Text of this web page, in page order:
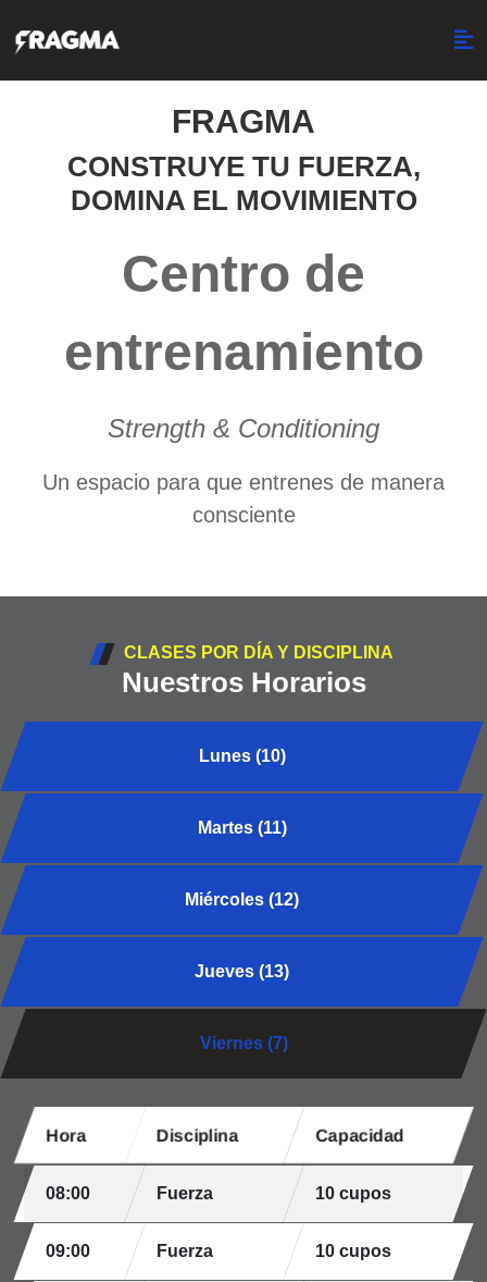
FRAGMA
CONSTRUYE TU FUERZA,
DOMINA EL MOVIMIENTO
Centro de
entrenamiento
Strength & Conditioning
Un espacio para que entrenes de manera
consciente
CLASES POR DÍA Y DISCIPLINA
Nuestros Horarios
Lunes (10)
Martes (11)
Miércoles (12)
Jueves (13)
Viernes (7)
Hora Disciplina Capacidad
08:00 Fuerza 10 cupos
09:00 Fuerza 10 cupos